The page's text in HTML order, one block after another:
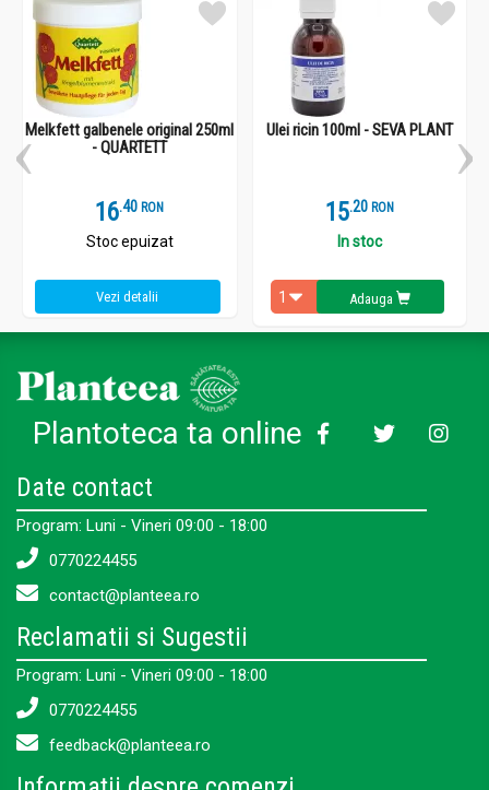
Melkfett galbenele original 250ml
- QUARTETT
16.4 RON
Stoc epuizat
Vezi detalii
Ulei ricin 100ml - SEVA PLANT
15.2 RON
In stoc
Adauga
Plantoteca ta online
Date contact
Program: Luni - Vineri 09:00 - 18:00
0770224455
contact@planteea.ro
Reclamatii si Sugestii
Program: Luni - Vineri 09:00 - 18:00
0770224455
feedback@planteea.ro